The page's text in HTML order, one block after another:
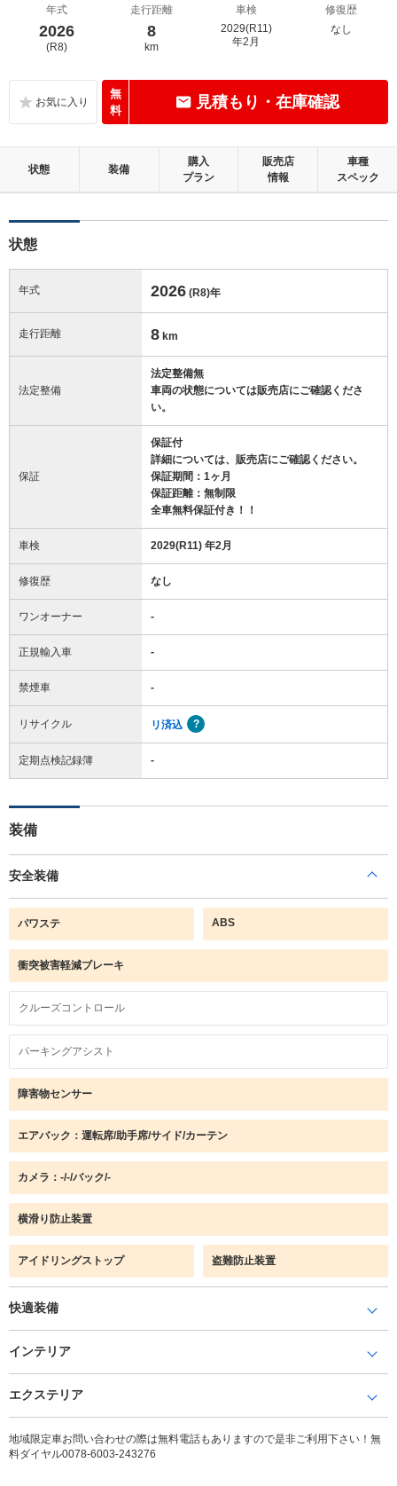
年式
2026
(R8)
走行距離
8
km
車検
2029(R11)
年2月
修復歴
なし
無
料
見積もり・在庫確認
状態 装備
購入
プラン
販売店
情報
車種
スペック
状態
年式 2026 (R8)年
走行距離 8 km
法定整備
法定整備無
車両の状態については販売店にご確認くださ
い。
保証
保証付
詳細については、販売店にご確認ください。
保証期間：1ヶ月
保証距離：無制限
全車無料保証付き！！
車検 2029(R11) 年2月
修復歴 なし
ワンオーナー -
正規輸入車 -
禁煙車 -
リサイクル リ済込
定期点検記録簿 -
装備
安全装備
パワステ ABS
衝突被害軽減ブレーキ
クルーズコントロール
パーキングアシスト
障害物センサー
エアバック：運転席/助手席/サイド/カーテン
カメラ：-/-/バック/-
横滑り防止装置
アイドリングストップ 盗難防止装置
快適装備
インテリア
エクステリア
地域限定車お問い合わせの際は無料電話もありますので是非ご利用下さい！無
料ダイヤル0078-6003-243276